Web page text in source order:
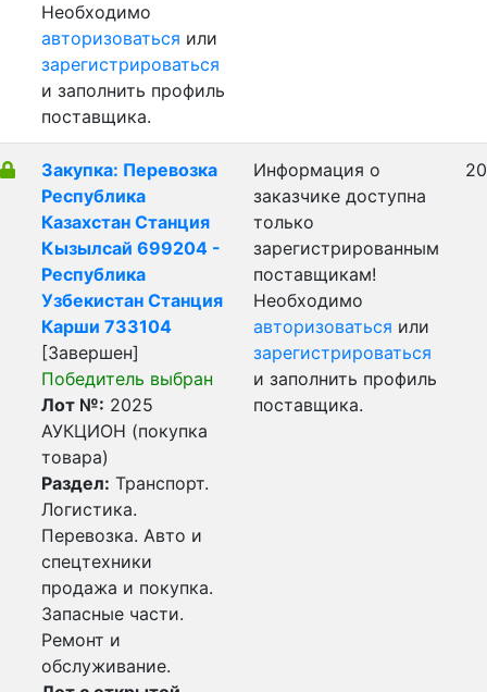
Необходимо
авторизоваться или
зарегистрироваться
и заполнить профиль
поставщика.
Закупка: Перевозка
Республика
Казахстан Станция
Кызылсай 699204 -
Республика
Узбекистан Станция
Карши 733104
[Завершен]
Победитель выбран
Лот №: 2025
АУКЦИОН (покупка
товара)
Раздел: Транспорт.
Логистика.
Перевозка. Авто и
спецтехники
продажа и покупка.
Запасные части.
Ремонт и
обслуживание.
Информация о
заказчике доступна
только
зарегистрированным
поставщикам!
Необходимо
авторизоваться или
зарегистрироваться
и заполнить профиль
поставщика.